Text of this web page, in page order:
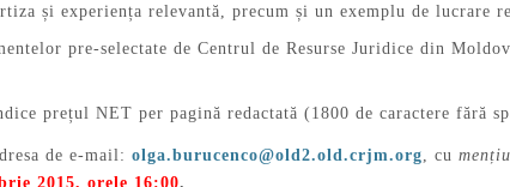
și experiența relevantă, precum și un exemplu de lucrare
pre-selectate de Centrul de Resurse Juridice din
prețul NET per pagină redactată (1800 de caractere fără
de e-mail: olga.burucenco@old2.old.crjm.org, cu
2015, orele 16:00.